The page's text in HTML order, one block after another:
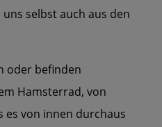
selbst auch aus den
oder befinden
Hamsterrad, von
es von innen durchaus